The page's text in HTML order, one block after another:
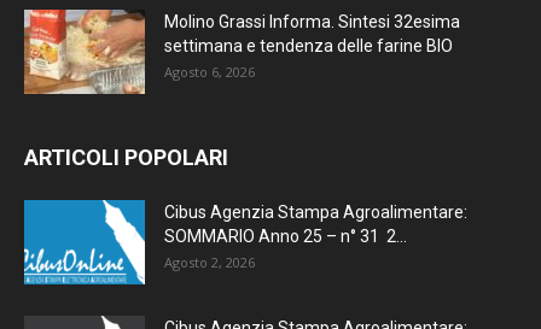
Molino Grassi Informa. Sintesi 32esima
settimana e tendenza delle farine BIO
Agosto 6, 2026
ARTICOLI POPOLARI
Cibus Agenzia Stampa Agroalimentare:
SOMMARIO Anno 25 – n° 31 2...
Agosto 2, 2026